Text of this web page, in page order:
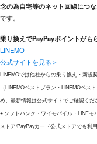
念の為自宅等のネット回線につ
です。
乗り換えでPayPayポイントがも
LINEMO
公式サイトを見る＞
LINEMOでは他社からの乗り換え・新規
（LINEMOベストプラン・LINEMOベ
め、最新情報は公式サイトでご確認くだ
※ ソフトバンク・ワイモバイル・LINE
ストア/PayPayカード公式ストアでも利用